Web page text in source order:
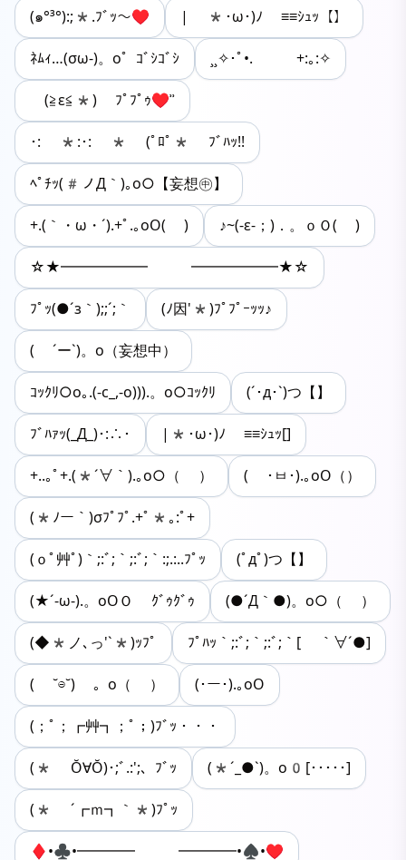
(๑°³°):;*.ﾌﾞｯ～♥︎ | *･ω･)ﾉ ≡≡ｼｭｯ【】
ﾈﾑｨ…(σω-)。о゜ｺﾞｼｺﾞｼ ¸¸✧･ﾟ•. +:｡:✧
ゞ(≧ε≦*) ﾌﾟﾌﾟｩ♥ʾʾ
･: *:･: * (ﾟﾛﾟ* ﾌﾞﾊｯ!!
ﾍﾟﾁｯ(#ノД｀)｡o○【妄想㊥】
+.(｀・ω・´).+ﾟ.｡oO( ) ♪~(-ε-；)．。ｏＯ( )
☆★━━━━━━ ━━━━━━★☆
ﾌﾟｯ(●´з｀);;´;｀ (ﾉ因'*)ﾌﾟﾌﾟｰｯｯ♪
( ´ー`)。о（妄想中）
ｺｯｸﾘ○o｡.(-c_,-o))).。o○ｺｯｸﾘ (´･д･`)つ【】
ﾌﾞﾊｧｯ(_Д_)･:∴･ |*･ω･)ﾉ ≡≡ｼｭｯ[]
+..｡ﾟ+.(*´∀｀).｡o○（ ） ( ･ㅂ･).｡oO（）
(*ﾉー｀)σﾌﾟﾌﾟ.+ﾟ*｡:ﾟ+
(ｏﾟ艸ﾟ)｀;:ﾞ;｀;:ﾞ;｀:;.:..ﾌﾟｯ (ﾟдﾟ)つ【】
(★´-ω-).。oOＯ ｸﾞｩｸﾞｩ (●´Д｀●)。o○（ ）
(◆*ノ､っ'`*)ｯﾌﾟ ﾌﾟﾊｯ｀;:ﾞ;｀;:ﾞ;｀[ ｀∀´●]
( ˘⊖˘) 。o（ ） (･ー･).｡oO
(；ﾟ；┏艸┓；ﾟ；)ﾌﾞｯ・・・
(* Ŏ∀Ŏ)･;ﾞ.:';、ﾌﾞｯ (*´_●`)。o0[･････]
(* ´┏ｍ┓｀*)ﾌﾟｯ
♦︎•♣︎•━━━━ ━━━━•♠︎•♥︎